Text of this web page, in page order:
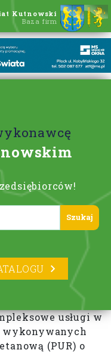
Kutnowski
Baza firm
usługi w
(PUR) o